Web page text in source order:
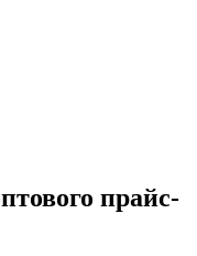
прайс-